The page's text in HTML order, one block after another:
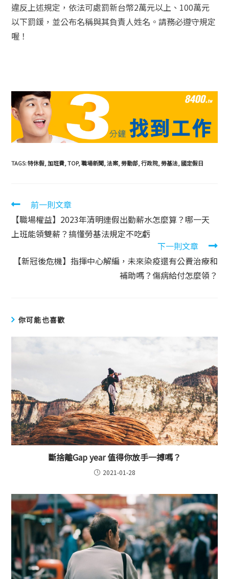
違反上述規定，依法可處罰新台幣2萬元以上、100萬元
以下罰鍰，並公布名稱與其負責人姓名。請務必遵守規定
喔！
TAGS:特休假, 加班費, TOP, 職場新聞, 法案, 勞動部, 行政院, 勞基法, 國定假日
前一則文章
【職場權益】2023年清明連假出勤薪水怎麼算？哪一天
上班能領雙薪？搞懂勞基法規定不吃虧
下一則文章
【新冠後危機】指揮中心解編，未來染疫還有公費治療和
補助嗎？傷病給付怎麼領？
你可能也喜歡
斷捨離Gap year 值得你放手一搏嗎？
2021-01-28